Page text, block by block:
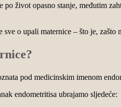
po život opasno stanje, međutim
o upali maternice – što je, zašto
pod medicinskim imenom
endometritisa ubrajamo sljedeće: